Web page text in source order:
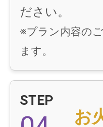
ださい。
※プラン内容の
ます。
STEP
お